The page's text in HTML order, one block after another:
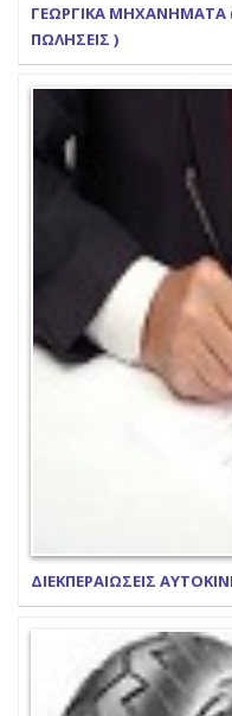
ΓΕΩΡΓΙΚΑ ΜΗΧΑΝΗΜΑΤΑ (
ΠΩΛΗΣΕΙΣ )
ΔΙΕΚΠΕΡΑΙΩΣΕΙΣ